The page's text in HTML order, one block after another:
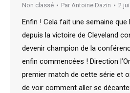
Non classé Par Antoine Dazin 2
Enfin ! Cela fait une semaine que
depuis la victoire de Cleveland
devenir champion de la
enfin commencées ! Direction
premier match de cette série et
de voir comment aller se